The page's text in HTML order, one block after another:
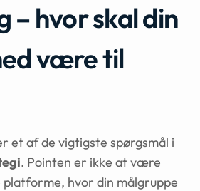
– hvor skal din
være til
et af de vigtigste spørgsmål i
. Pointen er ikke at være
platforme, hvor din målgruppe